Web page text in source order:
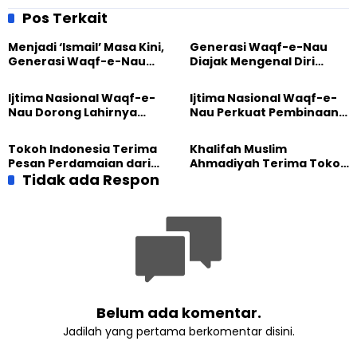
untuk Polri yang Tak Kenal
Lelah Jaga NKRI
Seksual
Pos Terkait
Menjadi ‘Ismail’ Masa Kini,
Generasi Waqf-e-Nau
Pengabdian
Generasi Waqf-e-Nau
Diajak Mengenal Diri
Dunia
Ijtima Nasional Waqf-e-
Nau Dorong Lahirnya
yang Militan
Ijtima Nasional Waqf-e-
Nau Perkuat Pembinaan
Masa Depan
Tokoh Indonesia Terima
Pesan Perdamaian dari
Khalifah Muslim
Khalifah Muslim
Ahmadiyah Terima Tokoh
Tidak ada Respon
Belum ada komentar.
Jadilah yang pertama berkomentar disini.